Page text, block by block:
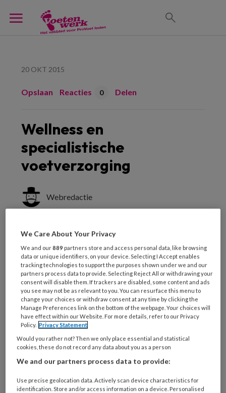
20 OKT 2015
Opslaan Reacties 0 Delen
Wellness en
specialistische
voetverzorging
Webredactie
De voetverzorging van de cliënt van pedicure
tunnelnagels, de aanpak van plotselinge
ontstane mycose, het verzorgen van de nagels,
het verwijderen van callus. En dat in
combinatie met een wellnessbehandeling.
Voor Caroline is wellness een vanzelfsprekend
onderdeel van de totale behandeling.
Casus Wellness en specialistische
voetverzorging Podopost mei 2015;28 (PDF)
We Care About Your Privacy
We and our889 partners store and access personal data, like browsing
data or unique identifiers, on your device. Selecting I Accept enables
tracking technologies to support the purposes shown under we and our
partners process data to provide. Selecting Reject All or withdrawing your
consent will disable them. If trackers are disabled, some content and ads
you see may not be as relevant to you. You can resurface this menu to
change your choices or withdraw consent at any time by clicking the
Manage Preferences link on the bottom of the webpage. Your choices will
have effect within our Website. For more details, refer to our Privacy
Policy. Privacy Statement
Would you rather not? Then we only place essential and statistical
cookies, these do not record any data about you as a person
We and our partners process data to provide:
Use precise geolocation data. Actively scan device characteristics for
identification. Store and/or access information on a device. Personalised